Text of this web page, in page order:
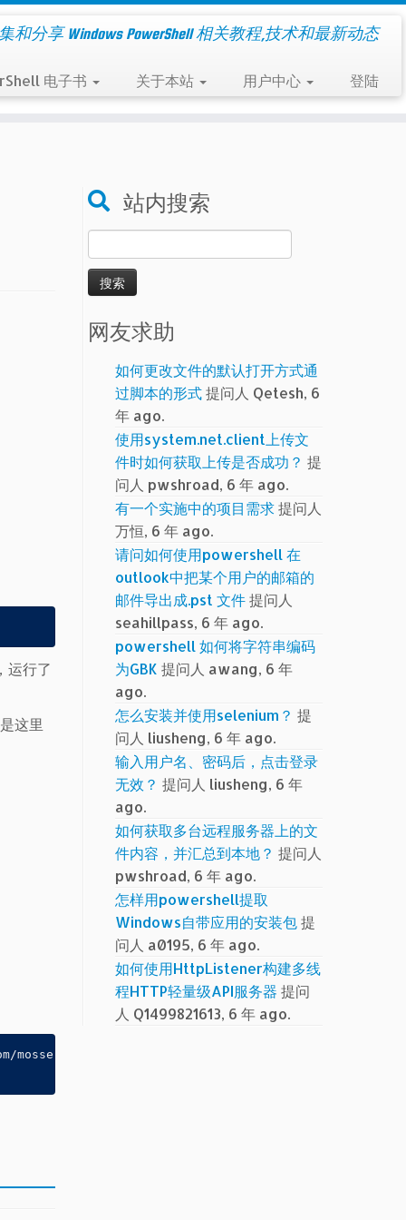
和分享 Windows PowerShell 相关教程,技术和最新动态
电子书 关于本站 用户中心 登陆
运行了
这里
mosserlee/PSTips/master/Functions/Get-
站内搜索
索：
网友求助
如何更改文件的默认打开方式通
过脚本的形式提问人 Qetesh, 6
年 ago.
使用system.net.client上传文
件时如何获取上传是否成功？ 提
问人 pwshroad, 6 年 ago.
有一个实施中的项目需求提问人
万恒, 6 年 ago.
请问如何使用powershell 在
outlook中把某个用户的邮箱的
邮件导出成.pst 文件提问人
seahillpass, 6 年 ago.
powershell 如何将字符串编码
为GBK 提问人 awang, 6 年
ago.
怎么安装并使用selenium？ 提
问人 liusheng, 6 年 ago.
输入用户名、密码后，点击登录
无效？ 提问人 liusheng, 6 年
ago.
如何获取多台远程服务器上的文
件内容，并汇总到本地？ 提问人
pwshroad, 6 年 ago.
怎样用powershell提取
Windows自带应用的安装包提
问人 a0195, 6 年 ago.
如何使用HttpListener构建多线
程HTTP轻量级API服务器 提问
人 Q1499821613, 6 年 ago.